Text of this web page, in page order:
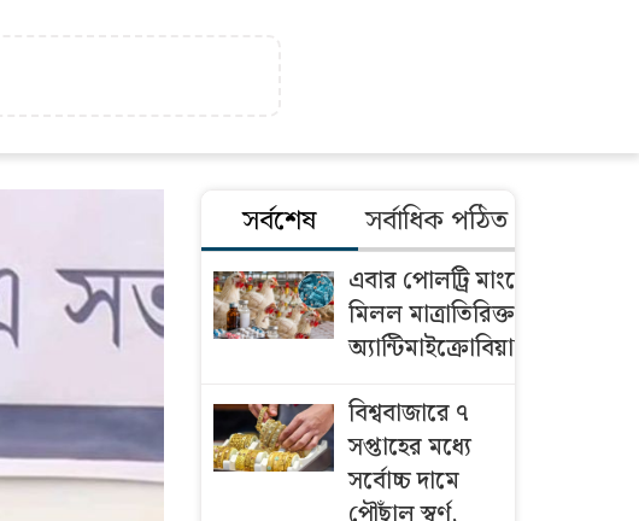
সর্বশেষ সর্বাধিক পঠিত
এবার পোলট্রি মাংসে
মিলল মাত্রাতিরিক্ত
অ্যান্টিমাইক্রোবিয়াল
বিশ্ববাজারে ৭
সপ্তাহের মধ্যে
সর্বোচ্চ দামে